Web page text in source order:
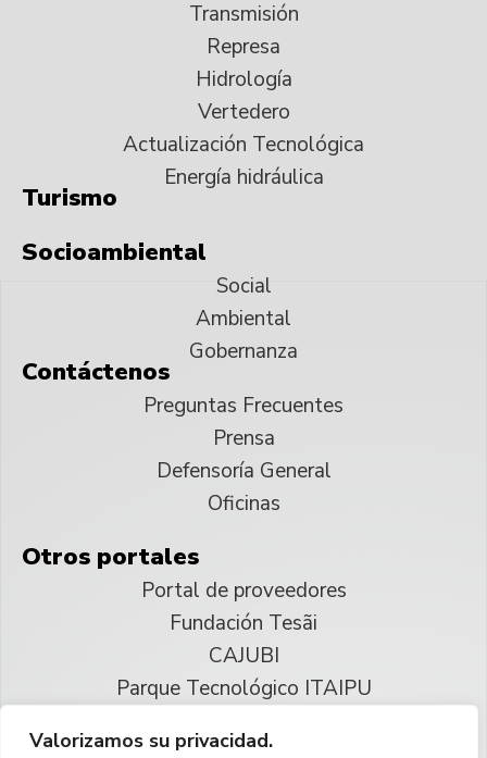
Valorizamos su privacidad.
Transmisión
Represa
Hidrología
Vertedero
Actualización Tecnológica
Energía hidráulica
Turismo
Socioambiental
Social
Ambiental
Gobernanza
Contáctenos
Preguntas Frecuentes
Prensa
Defensoría General
Oficinas
Otros portales
Portal de proveedores
Fundación Tesãi
CAJUBI
Parque Tecnológico ITAIPU